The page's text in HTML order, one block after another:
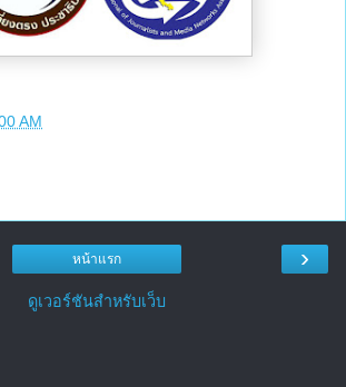
AM
›
หน้าแรก
ดูเวอร์ชันสำหรับเว็บ